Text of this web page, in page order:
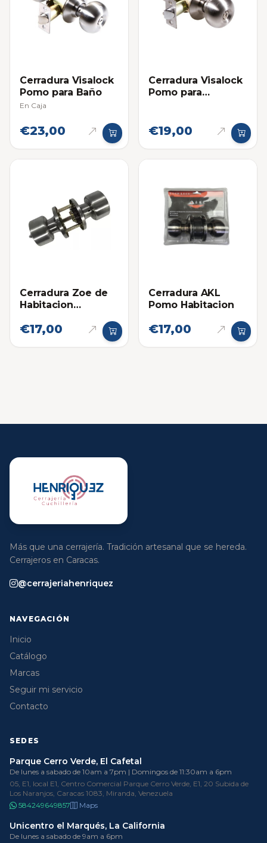
Cerradura Visalock
Pomo para Baño
En Caja
€23,00
Cerradura Visalock
Pomo para
€19,00
Cerradura Zoe de
Habitacion
€17,00
Cerradura AKL
Pomo Habitacion
€17,00
Más que una cerrajería. Tradición artesanal que se hereda.
Cerrajeros en Caracas.
@cerrajeriahenriquez
NAVEGACIÓN
Inicio
Catálogo
Marcas
Seguir mi servicio
Contacto
SEDES
Parque Cerro Verde, El Cafetal
De lunes a sabado de 10am a 7pm | Domingos de 11:30am a 6pm
05, E1, local E1, Centro Comercial Parque Cerro Verde, E1, 20 Subida de
Los Naranjos, Caracas 1083, Miranda, Venezuela
584249649857
Maps
Unicentro el Marqués, La California
De lunes a sabado de 9am a 6pm